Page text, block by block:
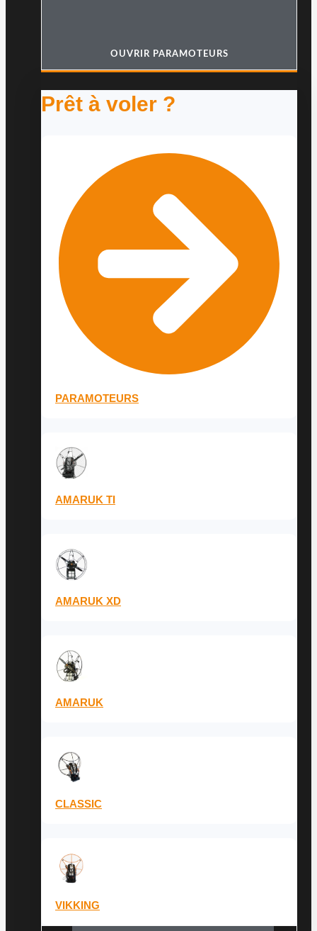
OUVRIR PARAMOTEURS
Prêt à voler ?
PARAMOTEURS
AMARUK TI
AMARUK XD
AMARUK
CLASSIC
VIKKING